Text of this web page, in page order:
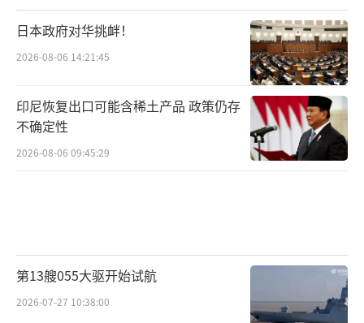
日本政府对华挑衅！
2026-08-06 14:21:45
印尼恢复出口可能含稀土产品 政策仍存
不确定性
2026-08-06 09:45:29
第13艘055大驱开始试航
2026-07-27 10:38:00